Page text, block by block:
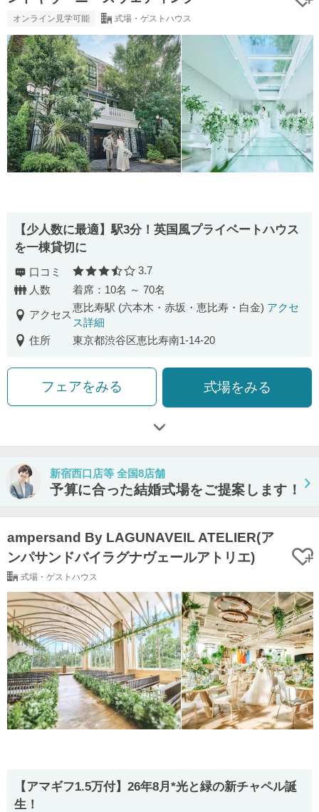
オンライン見学可能 式場・ゲストハウス
【少人数に最適】駅3分！英国風プライベートハウス
を一棟貸切に
口コミ 口コミ評価
3.7
人数
着席：10名 ～ 70名
アクセス
恵比寿駅 (六本木・赤坂・恵比寿・白金) アクセ
ス詳細
住所
東京都渋谷区恵比寿南1-14-20
フェアをみる 式場をみる
新宿西口店等 全国8店舗
予算に合った結婚式場をご提案します！
ampersand By LAGUNAVEIL ATELIER(ア
ンパサンドバイラグナヴェールアトリエ)
式場・ゲストハウス
【アマギフ1.5万付】26年8月*光と緑の新チャペル誕
生！